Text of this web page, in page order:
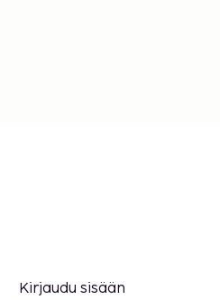
Kirjaudu sisään